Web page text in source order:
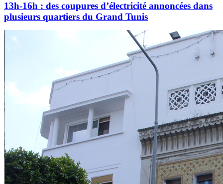
13h-16h : des coupures d’électricité annoncées dans
plusieurs quartiers du Grand Tunis